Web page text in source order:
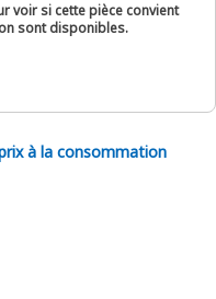
voir si cette pièce convient
sont disponibles.
à la consommation